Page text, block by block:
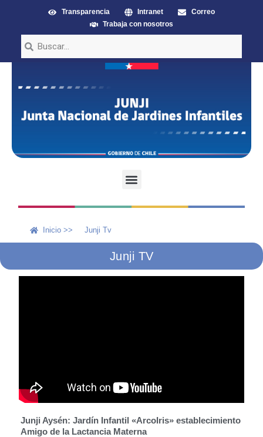
Transparencia Intranet
Correo
Trabaja con nosotros
Inicio >> Junji Tv
Junji TV
Junji Aysén: Jardín Infantil «ArcoIris» establecimiento
Amigo de la Lactancia Materna